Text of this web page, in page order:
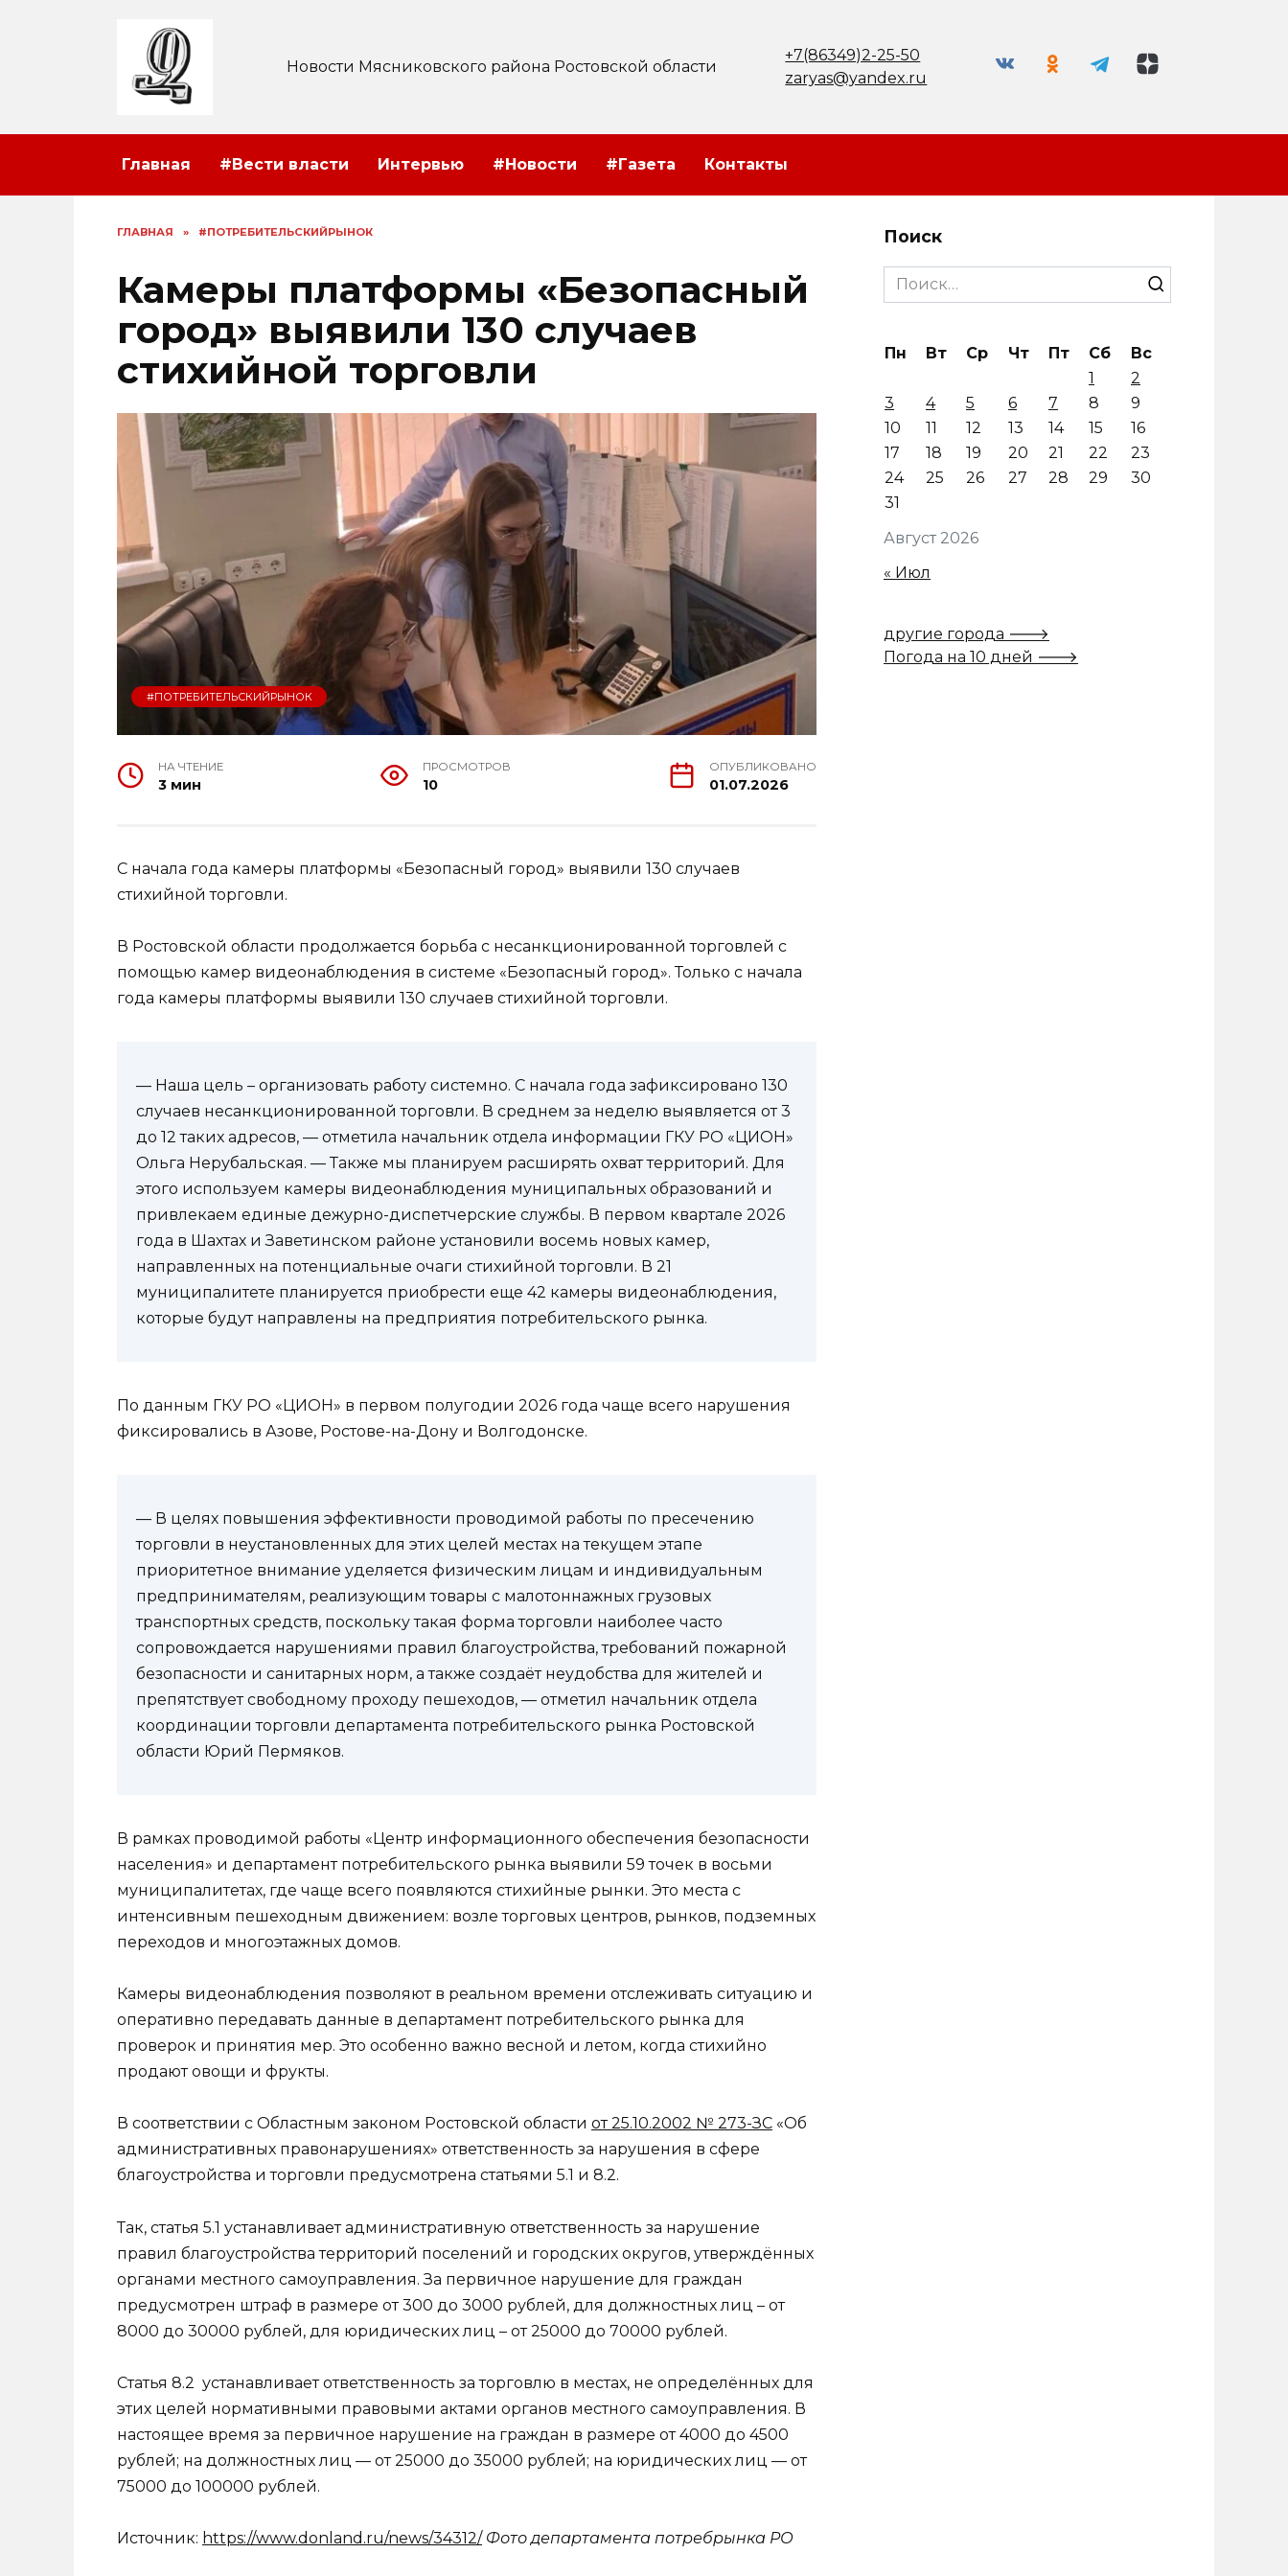
Новости Мясниковского района Ростовской области
+7(86349)2-25-50
zaryas@yandex.ru
Главная #Вести власти Интервью #Новости #Газета Контакты
ГЛАВНАЯ » #ПОТРЕБИТЕЛЬСКИЙРЫНОК
Камеры платформы «Безопасный
город» выявили 130 случаев
стихийной торговли
#ПОТРЕБИТЕЛЬСКИЙРЫНОК
НА ЧТЕНИЕ
3 мин
ПРОСМОТРОВ
10
ОПУБЛИКОВАНО
01.07.2026
С начала года камеры платформы «Безопасный город» выявили 130 случаев
стихийной торговли.
В Ростовской области продолжается борьба с несанкционированной торговлей с
помощью камер видеонаблюдения в системе «Безопасный город». Только с начала
года камеры платформы выявили 130 случаев стихийной торговли.
— Наша цель – организовать работу системно. С начала года зафиксировано 130
случаев несанкционированной торговли. В среднем за неделю выявляется от 3
до 12 таких адресов, — отметила начальник отдела информации ГКУ РО «ЦИОН»
Ольга Нерубальская. — Также мы планируем расширять охват территорий. Для
этого используем камеры видеонаблюдения муниципальных образований и
привлекаем единые дежурно-диспетчерские службы. В первом квартале 2026
года в Шахтах и Заветинском районе установили восемь новых камер,
направленных на потенциальные очаги стихийной торговли. В 21
муниципалитете планируется приобрести еще 42 камеры видеонаблюдения,
которые будут направлены на предприятия потребительского рынка.
По данным ГКУ РО «ЦИОН» в первом полугодии 2026 года чаще всего нарушения
фиксировались в Азове, Ростове-на-Дону и Волгодонске.
— В целях повышения эффективности проводимой работы по пресечению
торговли в неустановленных для этих целей местах на текущем этапе
приоритетное внимание уделяется физическим лицам и индивидуальным
предпринимателям, реализующим товары с малотоннажных грузовых
транспортных средств, поскольку такая форма торговли наиболее часто
сопровождается нарушениями правил благоустройства, требований пожарной
безопасности и санитарных норм, а также создаёт неудобства для жителей и
препятствует свободному проходу пешеходов, — отметил начальник отдела
координации торговли департамента потребительского рынка Ростовской
области Юрий Пермяков.
В рамках проводимой работы «Центр информационного обеспечения безопасности
населения» и департамент потребительского рынка выявили 59 точек в восьми
муниципалитетах, где чаще всего появляются стихийные рынки. Это места с
интенсивным пешеходным движением: возле торговых центров, рынков, подземных
переходов и многоэтажных домов.
Камеры видеонаблюдения позволяют в реальном времени отслеживать ситуацию и
оперативно передавать данные в департамент потребительского рынка для
проверок и принятия мер. Это особенно важно весной и летом, когда стихийно
продают овощи и фрукты.
В соответствии с Областным законом Ростовской области от 25.10.2002 № 273-ЗС «Об
административных правонарушениях» ответственность за нарушения в сфере
благоустройства и торговли предусмотрена статьями 5.1 и 8.2.
Так, статья 5.1 устанавливает административную ответственность за нарушение
правил благоустройства территорий поселений и городских округов, утверждённых
органами местного самоуправления. За первичное нарушение для граждан
предусмотрен штраф в размере от 300 до 3000 рублей, для должностных лиц – от
8000 до 30000 рублей, для юридических лиц – от 25000 до 70000 рублей.
Статья 8.2 устанавливает ответственность за торговлю в местах, не определённых для
этих целей нормативными правовыми актами органов местного самоуправления. В
настоящее время за первичное нарушение на граждан в размере от 4000 до 4500
рублей; на должностных лиц — от 25000 до 35000 рублей; на юридических лиц — от
75000 до 100000 рублей.
Источник: https://www.donland.ru/news/34312/ Фото департамента потребрынка РО
Поиск
Search
for:
Август 2026
Пн Вт Ср Чт Пт Сб
Вс
1
2
3
4 5 6 7 8
9
10
11 12 13 14 15
16
17
18 19 20 21 22
23
24
25 26 27 28 29
30
31
« Июл
другие города 🡒
Погода на 10 дней 🡒